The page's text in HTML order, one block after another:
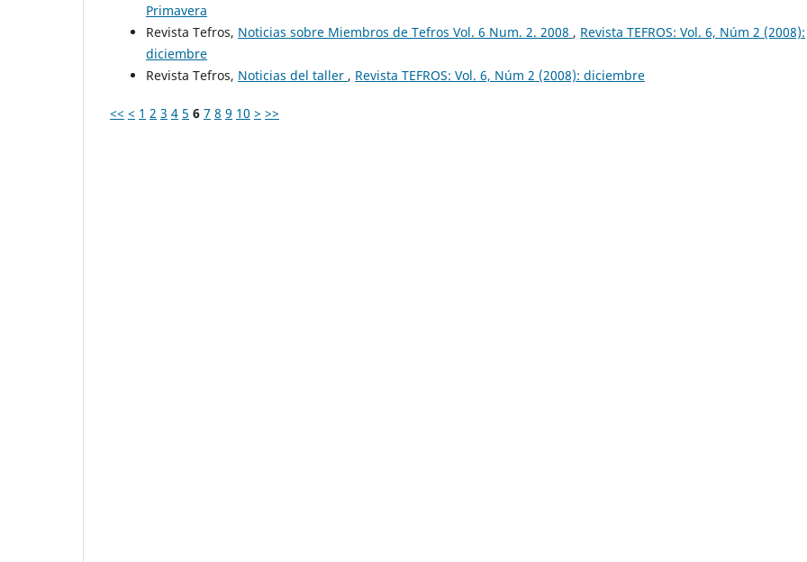
Primavera
Revista Tefros, Noticias sobre Miembros de Tefros Vol. 6 Num. 2. 2008 , Revista TEFROS: Vol. 6, Núm 2 (2008):
diciembre
Revista Tefros, Noticias del taller , Revista TEFROS: Vol. 6, Núm 2 (2008): diciembre
<< < 1 2 3 4 5 6 7 8 9 10 > >>